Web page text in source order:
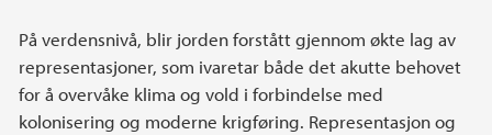
På verdensnivå, blir jorden forstått gjennom økte lag av
representasjoner, som ivaretar både det akutte behovet
for å overvåke klima og vold i forbindelse med
kolonisering og moderne krigføring. Representasjon og